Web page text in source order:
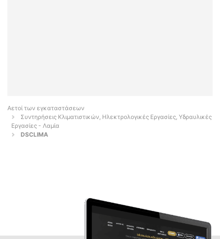
Αετοί των εγκαταστάσεων
Συντηρήσεις Κλιματιστικών, Ηλεκτρολογικές Εργασίες, Υδραυλικές
Εργασίες - Λαμία
DSCLIMA